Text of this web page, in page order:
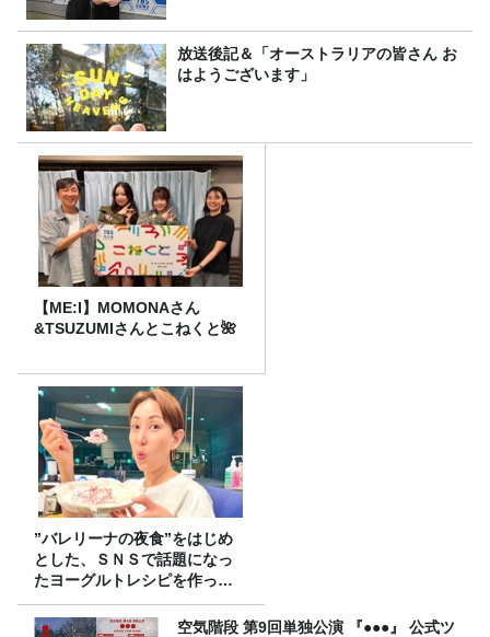
放送後記＆「オーストラリアの皆さん お
はようございます」
【ME:I】MOMONAさん
&TSUZUMIさんとこねくと🌺
”バレリーナの夜食”をはじめ
とした、ＳＮＳで話題になっ
たヨーグルトレシピを作って
みた！
空気階段 第9回単独公演 『●●●』 公式ツ